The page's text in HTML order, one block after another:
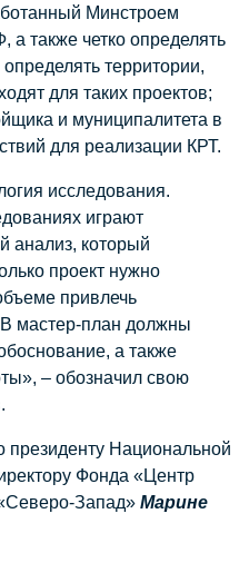
Минстроем
также четко определять
территории,
для таких проектов;
и муниципалитета в
для реализации КРТ.
исследования.
играют
анализ, который
проект нужно
привлечь
В мастер-план должны
а также
– обозначил свою
Национальной
Фонда «Центр
«Северо-Запад» Марине